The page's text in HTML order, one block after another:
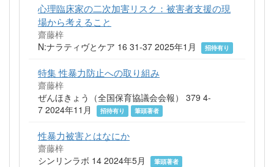
心理臨床家の二次加害リスク：被害者支援の現
場から考えること
齋藤梓
N:ナラティヴとケア 16 31-37 2025年1月
招待有り
特集 性暴力防止への取り組み
齋藤梓
ぜんほきょう（全国保育協議会会報） 379 4-
7 2024年11月
招待有り 筆頭著者
性暴力被害とはなにか
齋藤梓
シンリンラボ 14 2024年5月
筆頭著者